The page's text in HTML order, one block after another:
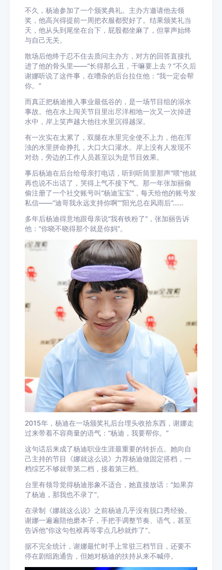
不久，杨迪参加了一个颁奖典礼。主办方邀请他去领
奖，他高兴得提前一周把衣服都熨好了。结果颁奖礼当
天，他从头到尾坐在台下，屁股都坐麻了，但掌声始终
与自己无关。
散场后他终于忍不住去质问主办方，对方的回答直接扎
进了他的骨头里——“长得那么丑，干嘛要上去？”不久后
谢娜听说了这件事，在嘈杂的后台拉住他：“我一定会帮
你。”
而真正把杨迪推入事业最低谷的，是一场节目组的溺水
事故。他在水上闯关节目里出尽洋相地一次又一次掉进
水中，岸上笑声越大他往水里沉得越深。
有一次实在太累了，双腿在水里完全使不上力，他在浑
浊的水里拼命挣扎，大口大口灌水。岸上没有人发现不
对劲，旁边的工作人员甚至以为是节目效果。
事后杨迪在后台给母亲打电话，听到听筒里那声“喂”他就
再也说不出话了，哭得上气不接下气。那一年张加丽偷
偷注册了一个社交账号叫“杨迪宝宝”，每天给他的账号发
私信——“迪哥我永远支持你啊”“阳光总在风雨后”……
多年后杨迪得意地跟母亲说“我有铁粉了”，张加丽告诉
他：“你晓不晓得那个就是你妈”。
2015年，杨迪在一场颁奖礼后台埋头收拾东西，谢娜走
过来带着不容商量的语气：“杨迪，我要帮你。”
这句话后来成了杨迪职业生涯最重要的转折点。她向自
己主持的节目《娜就这么说》力荐杨迪做固定搭档，一
档综艺不够就带第二档，接着第三档。
台里有领导觉得杨迪形象不适合，她直接放话：“如果弃
了杨迪，那我也不录了”。
在录制《娜就这么说》之前杨迪几乎没有脱口秀经验。
谢娜一遍遍陪他磨本子，手把手调整节奏、语气，甚至
告诉他“你这句包袱再等零点几秒就炸了”。
据不完全统计，谢娜最忙时手上常驻三档节目，还要不
停在剧组跑通告，但她对杨迪的扶持从来不喊停。